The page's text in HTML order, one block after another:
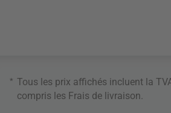
* Tous les prix affichés incluent la
compris les Frais de livraison